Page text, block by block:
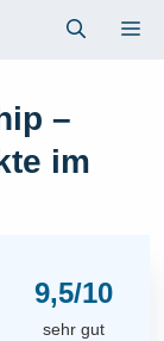
–
im
9,5/10
sehr gut